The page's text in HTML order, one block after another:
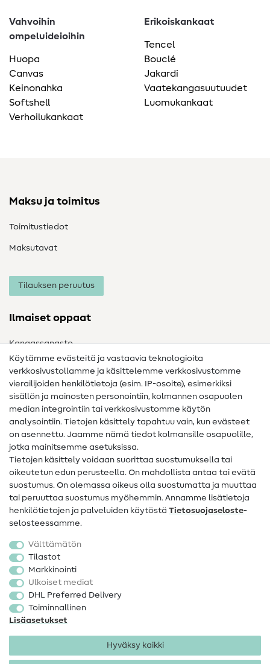
Vahvoihin
ompeluideioihin
Huopa
Canvas
Keinonahka
Softshell
Verhoilukankaat
Erikoiskankaat
Tencel
Bouclé
Jakardi
Vaatekangasuutuudet
Luomukankaat
Maksu ja toimitus
Toimitustiedot
Maksutavat
Tilauksen peruutus
Ilmaiset oppaat
Kangassanasto
Ompelusanasto
Ompeluohjeet
Apua ja yhteystiedot
Yhteystiedot
Tietoa omistajanvaihdoksesta
FAQ
Peruutusoikeus
Suosittu
Kankaat
Ompelutarvikkeet
Ale
Käytämme evästeitä ja vastaavia teknologioita
verkkosivustollamme ja käsittelemme verkkosivustomme
vierailijoiden henkilötietoja (esim. IP-osoite), esimerkiksi
sisällön ja mainosten personointiin, kolmannen osapuolen
median integrointiin tai verkkosivustomme käytön
analysointiin. Tietojen käsittely tapahtuu vain, kun evästeet
on asennettu. Jaamme nämä tiedot kolmansille osapuolille,
jotka mainitsemme asetuksissa.
Tietojen käsittely voidaan suorittaa suostumuksella tai
oikeutetun edun perusteella. On mahdollista antaa tai evätä
suostumus. On olemassa oikeus olla suostumatta ja muuttaa
tai peruuttaa suostumus myöhemmin. Annamme lisätietoja
henkilötietojen ja palveluiden käytöstä Tietosuojaseloste-
selosteessamme.
Välttämätön
Tilastot
Markkinointi
Ulkoiset mediat
DHL Preferred Delivery
Toiminnallinen
Lisäasetukset
Hyväksy kaikki